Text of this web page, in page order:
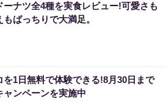
ーナツ全4種を実食レビュー!可愛さも
ばっちりで大満足。
を1日無料で体験できる!8月30日まで
ャンペーンを実施中